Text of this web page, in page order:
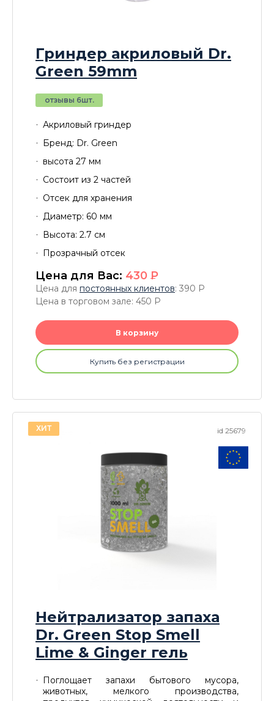
Гриндер акриловый Dr.
Green 59mm
отзывы 6шт.
Акриловый гриндер
Бренд: Dr. Green
высота 27 мм
Состоит из 2 частей
Отсек для хранения
Диаметр: 60 мм
Высота: 2.7 см
Прозрачный отсек
Цена для Вас: 430 P
Цена для постоянных клиентов: 390 P
Цена в торговом зале: 450 P
В корзину
Купить без регистрации
id 25679
ХИТ
Нейтрализатор запаха
Dr. Green Stop Smell
Lime & Ginger гель
Поглощает запахи бытового мусора,
животных, мелкого производства,